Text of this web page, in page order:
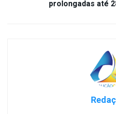
prolongadas até